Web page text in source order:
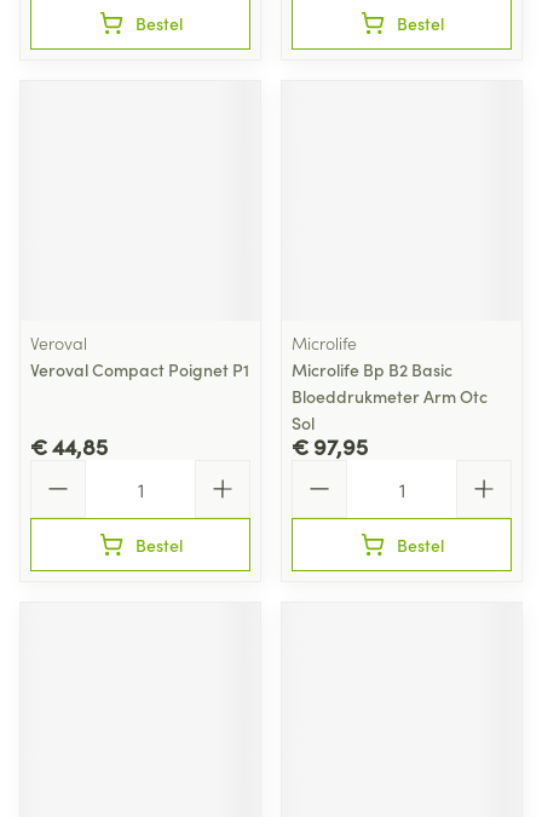
Bestel Bestel
Veroval
Veroval Compact Poignet P1
€ 44,85
Bestel
Microlife
Microlife Bp B2 Basic
Bloeddrukmeter Arm Otc
Sol
€ 97,95
Bestel